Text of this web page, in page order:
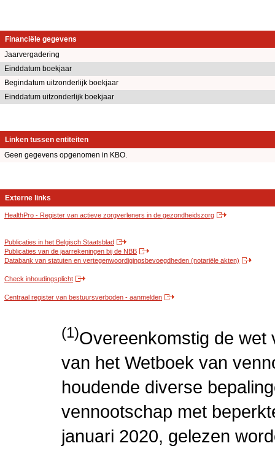
Financiële gegevens
Jaarvergadering
Einddatum boekjaar
Begindatum uitzonderlijk boekjaar
Einddatum uitzonderlijk boekjaar
Linken tussen entiteiten
Geen gegevens opgenomen in KBO.
Externe links
HealthPro - Register van actieve zorgverleners in de gezondheidszorg
Publicaties in het Belgisch Staatsblad
Publicaties van de jaarrekeningen bij de NBB
Databank van statuten en vertegenwoordigingsbevoegdheden (notariële akten)
Check inhoudingsplicht
Centraal register van bestuursverboden - aanmelden
(1)Overeenkomstig de wet
van het Wetboek van
houdende diverse
vennootschap met
januari 2020, gelezen